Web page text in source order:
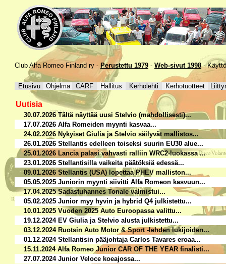
Club Alfa Romeo Finland ry - Perustettu 1979 - Web-sivut 1998 -
Etusivu Ohjelma CARF Hallitus Kerholehti Kerhotuotteet
Uutisia
30.07.2026 Tältä näyttää uusi Stelvio (mahdollisesti)...
17.07.2026 Alfa Romeiden myynti kasvaa...
24.02.2026 Nykyiset Giulia ja Stelvio säilyvät mallistos...
26.01.2026 Stellantis edelleen toiseksi suurin EU30 alue...
25.01.2026 Lancia palasi vahvasti ralliin WRC2-luokassa ...
23.01.2026 Stellantisilla vaikeita päätöksiä edessä...
09.01.2026 Stellantis (USA) lopettaa PHEV malliston...
05.05.2025 Juniorin myynti siivitti Alfa Romeon kasvuun...
17.04.2025 Sadastuhannes Tonale valmistui...
05.02.2025 Junior myy hyvin ja hybrid Q4 julkistettu...
10.01.2025 Vuoden 2025 Auto Euroopassa valittu...
19.12.2024 EV Giulia ja Stelvio alusta julkistettu...
03.12.2024 Ruotsin Auto Motor & Sport -lehden lukijoiden...
01.12.2024 Stellantisin pääjohtaja Carlos Tavares eroaa...
15.11.2024 Alfa Romeo Junior CAR OF THE YEAR finalisti...
27.07.2024 Junior Veloce koeajossa...